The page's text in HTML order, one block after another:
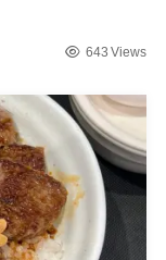
643 Views